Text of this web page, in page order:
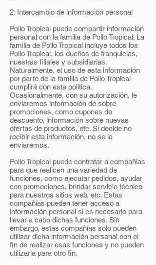
2. Intercambio de información personal
Pollo Tropical puede compartir información
personal con la familia de Pollo Tropical. La
familia de Pollo Tropical incluye todos los
Pollo Tropical, los dueños de franquicias,
nuestras filiales y subsidiarias.
Naturalmente, el uso de esta información
por parte de la familia de Pollo Tropical
cumplirá con esta política.
Ocasionalmente, con su autorización, le
enviaremos información de sobre
promociones, como cupones de
descuento, información sobre nuevas
ofertas de productos, etc. Si decide no
recibir esta información, no se la
enviaremos.
Pollo Tropical puede contratar a compañías
para que realicen una variedad de
funciones, como ejecutar pedidos, ayudar
con promociones, brindar servicio técnico
para nuestros sitios web, etc. Estas
compañías pueden tener acceso a
información personal si es necesario para
llevar a cabo dichas funciones. Sin
embargo, estas compañías solo pueden
utilizar dicha información personal con el
fin de realizar esas funciones y no pueden
utilizarla para otro fin.